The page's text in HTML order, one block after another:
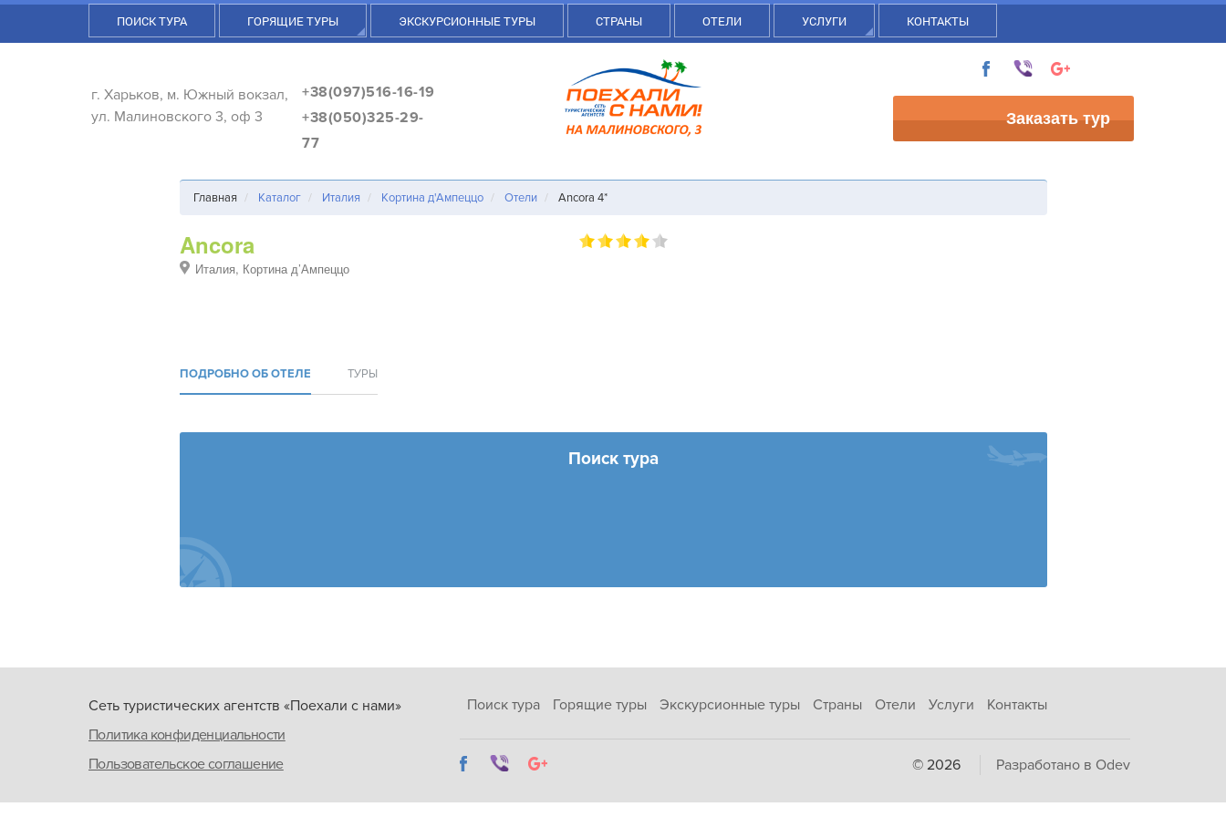
ПОИСК ТУРА ГОРЯЩИЕ ТУРЫ ЭКСКУРСИОННЫЕ ТУРЫ СТРАНЫ ОТЕЛИ УСЛУГИ КОНТАКТЫ
г. Харьков, м. Южный вокзал,
ул. Малиновского 3, оф 3
+38(097)516-16-19
+38(050)325-29-
77
Заказать тур
Главная Каталог Италия Кортина д'Ампеццо Отели Ancora 4*
Ancora
Италия, Кортина д’Ампеццо
ПОДРОБНО ОБ ОТЕЛЕ ТУРЫ
Поиск тура
Сеть туристических агентств «Поехали с нами»
Политика конфиденциальности
Пользовательское соглашение
Поиск тура Горящие туры Экскурсионные туры Страны Отели Услуги Контакты
© 2026 Разработано в Odev